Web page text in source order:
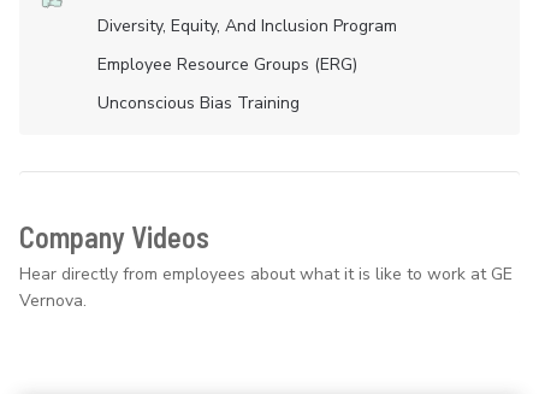
Diversity, Equity, And Inclusion Program
Employee Resource Groups (ERG)
Unconscious Bias Training
Company Videos
Hear directly from employees about what it is like to work at GE
Vernova.